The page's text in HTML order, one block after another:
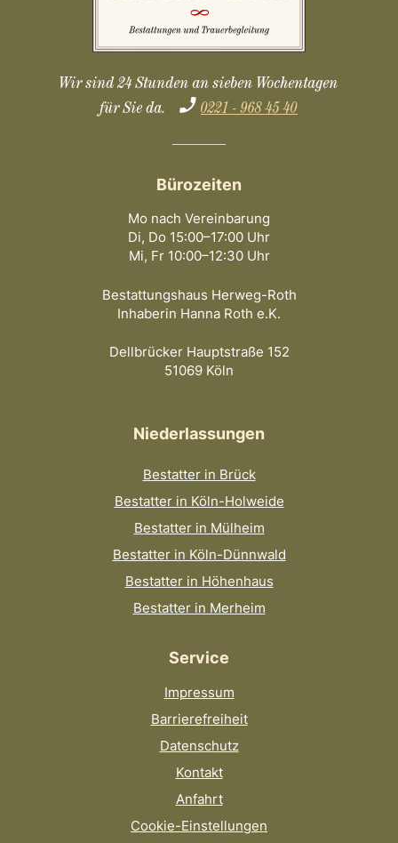
Wir sind 24 Stunden an sieben Wochentagen
für Sie da.
0221 - 968 45 40
Bürozeiten
Mo nach Vereinbarung
Di, Do 15:00–17:00 Uhr
Mi, Fr 10:00–12:30 Uhr
Bestattungshaus Herweg-Roth
Inhaberin Hanna Roth e.K.
Dellbrücker Hauptstraße 152
51069 Köln
Niederlassungen
Bestatter in Brück
Bestatter in Köln-Holweide
Bestatter in Mülheim
Bestatter in Köln-Dünnwald
Bestatter in Höhenhaus
Bestatter in Merheim
Service
Impressum
Barrierefreiheit
Datenschutz
Kontakt
Anfahrt
Cookie-Einstellungen